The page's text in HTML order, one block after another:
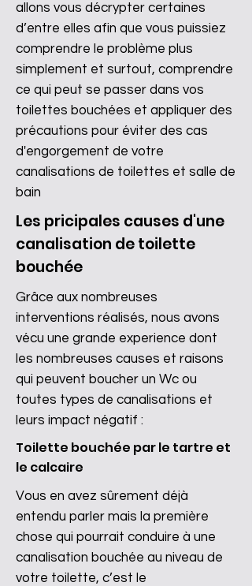
allons vous décrypter certaines
d’entre elles afin que vous puissiez
comprendre le problème plus
simplement et surtout, comprendre
ce qui peut se passer dans vos
toilettes bouchées et appliquer des
précautions pour éviter des cas
d'engorgement de votre
canalisations de toilettes et salle de
bain
Les pricipales causes d'une
canalisation de toilette
bouchée
Grâce aux nombreuses
interventions réalisés, nous avons
vécu une grande experience dont
les nombreuses causes et raisons
qui peuvent boucher un Wc ou
toutes types de canalisations et
leurs impact négatif :
Toilette bouchée par le tartre et
le calcaire
Vous en avez sûrement déjà
entendu parler mais la première
chose qui pourrait conduire à une
canalisation bouchée au niveau de
votre toilette, c’est le